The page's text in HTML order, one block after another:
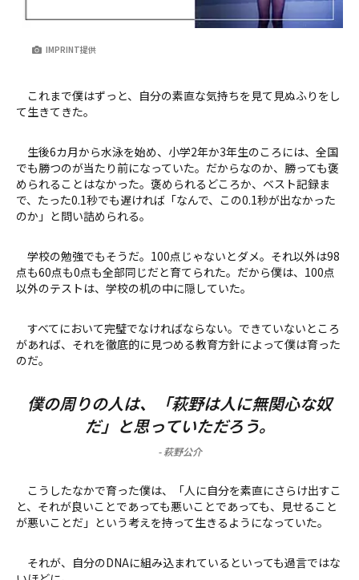
IMPRINT提供
これまで僕はずっと、自分の素直な気持ちを見て見ぬふりをし
て生きてきた。
生後6カ月から水泳を始め、小学2年か3年生のころには、全国
でも勝つのが当たり前になっていた。だからなのか、勝っても褒
められることはなかった。褒められるどころか、ベスト記録ま
で、たった0.1秒でも遅ければ「なんで、この0.1秒が出なかった
のか」と問い詰められる。
学校の勉強でもそうだ。100点じゃないとダメ。それ以外は98
点も60点も0点も全部同じだと育てられた。だから僕は、100点
以外のテストは、学校の机の中に隠していた。
すべてにおいて完璧でなければならない。できていないところ
があれば、それを徹底的に見つめる教育方針によって僕は育った
のだ。
僕の周りの人は、「萩野は人に無関心な奴
だ」と思っていただろう。
-萩野公介
こうしたなかで育った僕は、「人に自分を素直にさらけ出すこ
と、それが良いことであっても悪いことであっても、見せること
が悪いことだ」という考えを持って生きるようになっていた。
それが、自分のDNAに組み込まれているといっても過言ではな